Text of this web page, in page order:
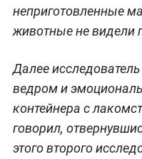
неприготовленные
животные не видели
Далее
ведром и
контейнера с
говорил,
этого второго